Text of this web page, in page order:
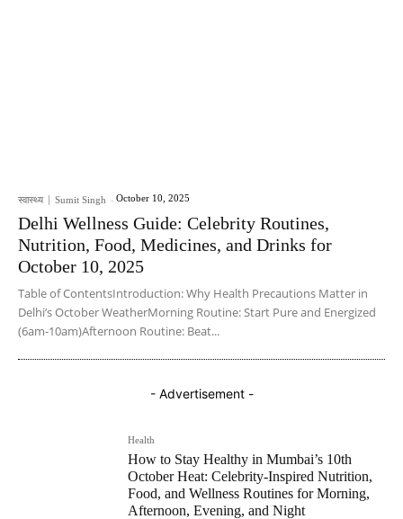
स्वास्थ्य Sumit Singh - October 10, 2025
Delhi Wellness Guide: Celebrity Routines,
Nutrition, Food, Medicines, and Drinks for
October 10, 2025
Table of ContentsIntroduction: Why Health Precautions Matter in
Delhi’s October WeatherMorning Routine: Start Pure and Energized
(6am-10am)Afternoon Routine: Beat...
- Advertisement -
Health
How to Stay Healthy in Mumbai’s 10th
October Heat: Celebrity-Inspired Nutrition,
Food, and Wellness Routines for Morning,
Afternoon, Evening, and Night